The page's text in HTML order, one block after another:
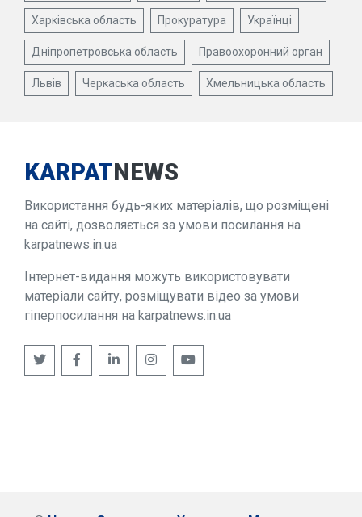
Харківська область Прокуратура Українці
Дніпропетровська область Правоохоронний орган
Львів Черкаська область Хмельницька область
KARPATNEWS
Використання будь-яких матеріалів, що розміщені
на сайті, дозволяється за умови посилання на
karpatnews.in.ua
Інтернет-видання можуть використовувати
матеріали сайту, розміщувати відео за умови
гіперпосилання на karpatnews.in.ua